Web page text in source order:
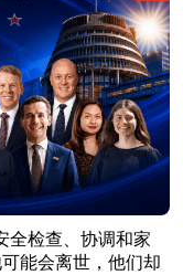
全检查、协调和家
能会离世，他们却